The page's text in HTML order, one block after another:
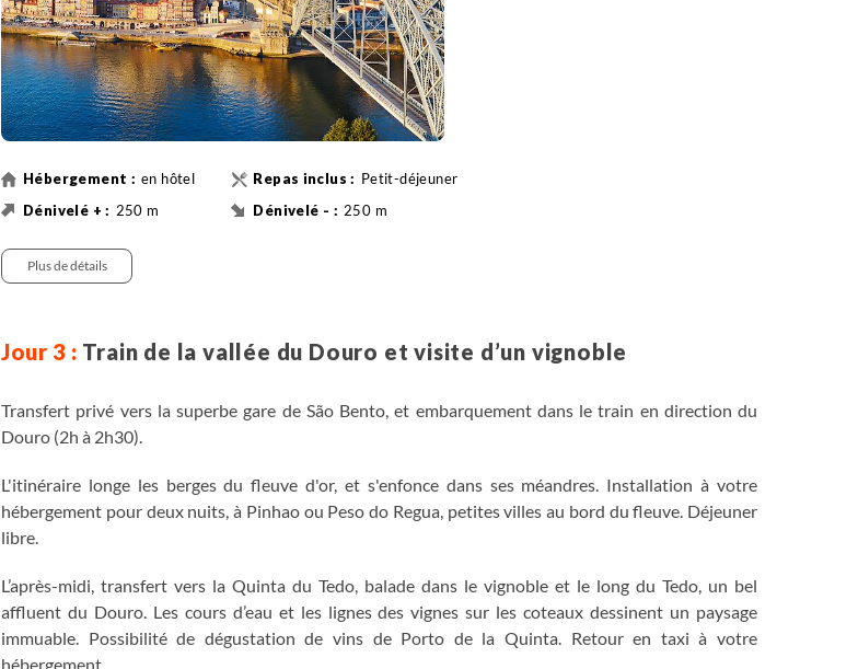
en hôtel
Petit-déjeuner
250 m
250 m
Plus de détails
Train de la vallée du Douro et visite d’un vignoble
Transfert privé vers la superbe gare de São Bento, et embarquement dans le train en direction du
Douro (2h à 2h30).
L'itinéraire longe les berges du fleuve d'or, et s'enfonce dans ses méandres. Installation à votre
hébergement pour deux nuits, à Pinhao ou Peso do Regua, petites villes au bord du fleuve. Déjeuner
libre.
L’après-midi, transfert vers la Quinta du Tedo, balade dans le vignoble et le long du Tedo, un bel
affluent du Douro. Les cours d’eau et les lignes des vignes sur les coteaux dessinent un paysage
immuable. Possibilité de dégustation de vins de Porto de la Quinta. Retour en taxi à votre
hébergement.